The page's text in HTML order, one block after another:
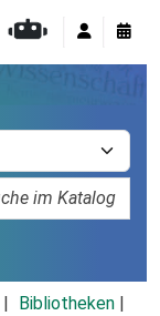
Bibliotheken